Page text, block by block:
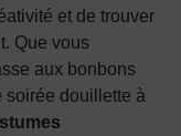
et de trouver
Que vous
aux bonbons
soirée douillette à